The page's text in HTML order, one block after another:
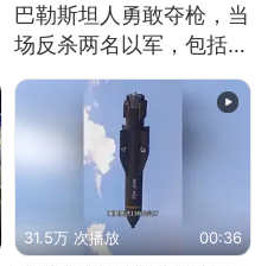
巴勒斯坦人勇敢夺枪，当
场反杀两名以军，包括一
名少校
31.5万 次播放 00:36